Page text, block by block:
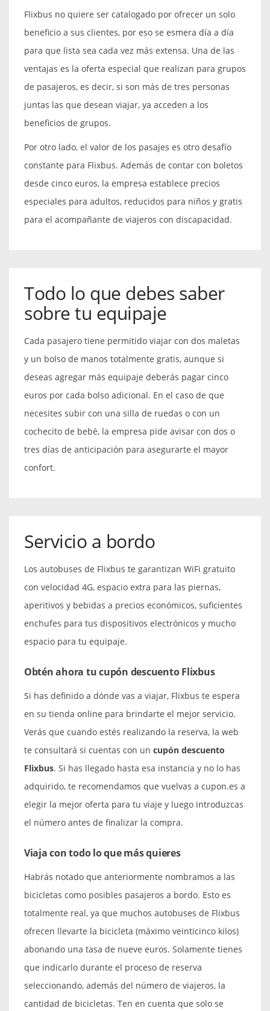
Flixbus no quiere ser catalogado por ofrecer un solo
beneficio a sus clientes, por eso se esmera día a día
para que lista sea cada vez más extensa. Una de las
ventajas es la oferta especial que realizan para grupos
de pasajeros, es decir, si son más de tres personas
juntas las que desean viajar, ya acceden a los
beneficios de grupos.
Por otro lado, el valor de los pasajes es otro desafío
constante para Flixbus. Además de contar con boletos
desde cinco euros, la empresa establece precios
especiales para adultos, reducidos para niños y gratis
para el acompañante de viajeros con discapacidad.
Todo lo que debes saber
sobre tu equipaje
Cada pasajero tiene permitido viajar con dos maletas
y un bolso de manos totalmente gratis, aunque si
deseas agregar más equipaje deberás pagar cinco
euros por cada bolso adicional. En el caso de que
necesites subir con una silla de ruedas o con un
cochecito de bebé, la empresa pide avisar con dos o
tres días de anticipación para asegurarte el mayor
confort.
Servicio a bordo
Los autobuses de Flixbus te garantizan WiFi gratuito
con velocidad 4G, espacio extra para las piernas,
aperitivos y bebidas a precios económicos, suficientes
enchufes para tus dispositivos electrónicos y mucho
espacio para tu equipaje.
Obtén ahora tucupón descuento Flixbus
Si has definido a dónde vas a viajar, Flixbus te espera
en su tienda online para brindarte el mejor servicio.
Verás que cuando estés realizando la reserva, la web
te consultará si cuentas con un cupón descuento
Flixbus. Si has llegado hasta esa instancia y no lo has
adquirido, te recomendamos que vuelvas a cupon.es a
elegir la mejor oferta para tu viaje y luego introduzcas
el número antes de finalizar la compra.
Viaja con todo lo que más quieres
Habrás notado que anteriormente nombramos a las
bicicletas como posibles pasajeros a bordo. Esto es
totalmente real, ya que muchos autobuses de Flixbus
ofrecen llevarte la bicicleta (máximo veinticinco kilos)
abonando una tasa de nueve euros. Solamente tienes
que indicarlo durante el proceso de reserva
seleccionando, además del número de viajeros, la
cantidad de bicicletas. Ten en cuenta que solo se